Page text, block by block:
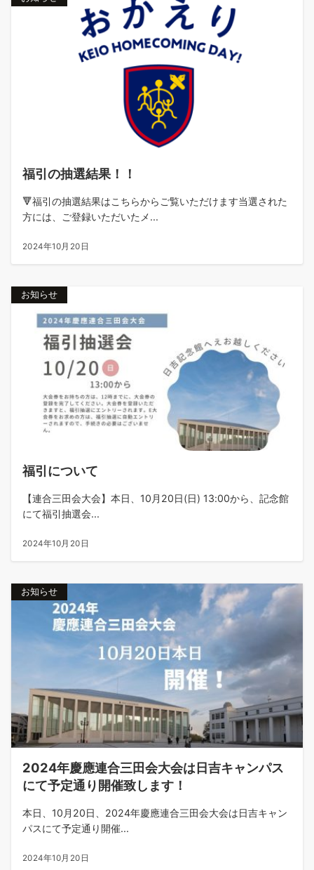
福引の抽選結果！！
🔻福引の抽選結果はこちらからご覧いただけます当選された
方には、ご登録いただいたメ...
2024年10月20日
お知らせ
福引について
【連合三田会大会】本日、10月20日(日) 13:00から、記念館
にて福引抽選会...
2024年10月20日
お知らせ
2024年慶應連合三田会大会は日吉キャンパス
にて予定通り開催致します！
本日、10月20日、2024年慶應連合三田会大会は日吉キャン
パスにて予定通り開催...
2024年10月20日